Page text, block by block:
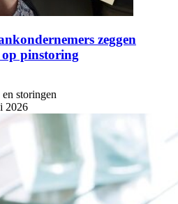
zeggen
pinstoring
storingen
2026